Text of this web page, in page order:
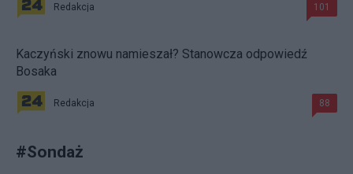
Redakcja 101
Kaczyński znowu namieszał? Stanowcza odpowiedź
Bosaka
Redakcja 88
#Sondaż